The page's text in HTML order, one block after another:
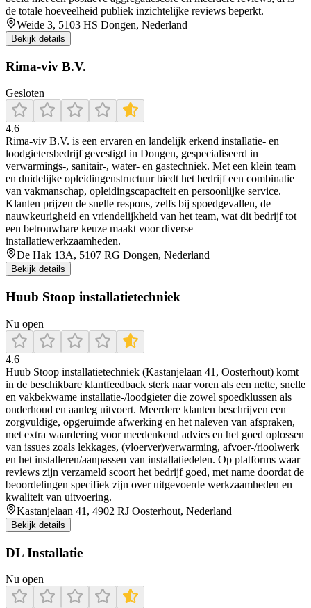
de totale hoeveelheid publiek inzichtelijke reviews beperkt.
Weide 3, 5103 HS Dongen, Nederland
Bekijk details
Rima-viv B.V.
Gesloten
4.6
Rima‑viv B.V. is een ervaren en landelijk erkend installatie‑ en
loodgietersbedrijf gevestigd in Dongen, gespecialiseerd in
verwarmings-, sanitair-, water- en gastechniek. Met een klein team
en duidelijke opleidingenstructuur biedt het bedrijf een combinatie
van vakmanschap, opleidingscapaciteit en persoonlijke service.
Klanten prijzen de snelle respons, zelfs bij spoedgevallen, de
nauwkeurigheid en vriendelijkheid van het team, wat dit bedrijf tot
een betrouwbare keuze maakt voor diverse
installatiewerkzaamheden.
De Hak 13A, 5107 RG Dongen, Nederland
Bekijk details
Huub Stoop installatietechniek
Nu open
4.6
Huub Stoop installatietechniek (Kastanjelaan 41, Oosterhout) komt
in de beschikbare klantfeedback sterk naar voren als een nette, snelle
en vakbekwame installatie-/loodgieter die zowel spoedklussen als
onderhoud en aanleg uitvoert. Meerdere klanten beschrijven een
zorgvuldige, opgeruimde afwerking en het naleven van afspraken,
met extra waardering voor meedenkend advies en het goed oplossen
van issues zoals lekkages, (vloerver)verwarming, afvoer-/rioolwerk
en het installeren/aanpassen van installatiedelen. Op platforms waar
reviews zijn verzameld scoort het bedrijf goed, met name doordat de
beoordelingen specifiek zijn over uitgevoerde werkzaamheden en
kwaliteit van uitvoering.
Kastanjelaan 41, 4902 RJ Oosterhout, Nederland
Bekijk details
DL Installatie
Nu open